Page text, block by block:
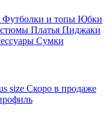
Футболки и топы Юбки
Платья Пиджаки
Сумки
size Скоро в продаже